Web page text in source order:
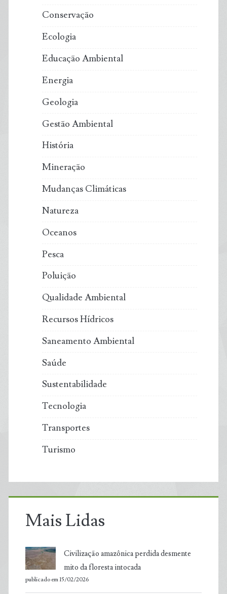
Conservação
Ecologia
Educação Ambiental
Energia
Geologia
Gestão Ambiental
História
Mineração
Mudanças Climáticas
Natureza
Oceanos
Pesca
Poluição
Qualidade Ambiental
Recursos Hídricos
Saneamento Ambiental
Saúde
Sustentabilidade
Tecnologia
Transportes
Turismo
Mais Lidas
Civilização amazônica perdida desmente
mito da floresta intocada
publicado em 15/02/2026